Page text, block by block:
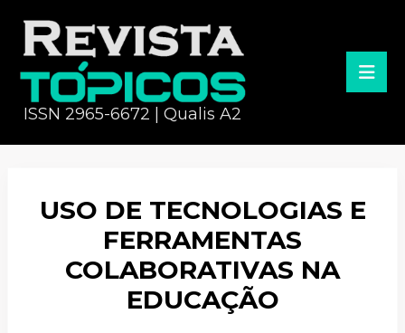
ISSN 2965-6672 | Qualis A2
USO DE TECNOLOGIAS E
FERRAMENTAS
COLABORATIVAS NA
EDUCAÇÃO